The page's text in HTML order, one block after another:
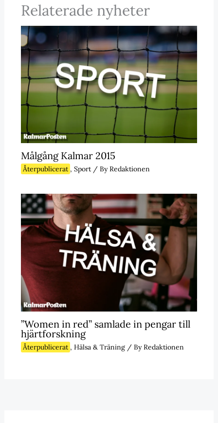
Relaterade nyheter
Målgång Kalmar 2015
Återpublicerat , Sport/ ByRedaktionen
”Women in red” samlade in pengar till
hjärtforskning
Återpublicerat , Hälsa & Träning/ ByRedaktionen